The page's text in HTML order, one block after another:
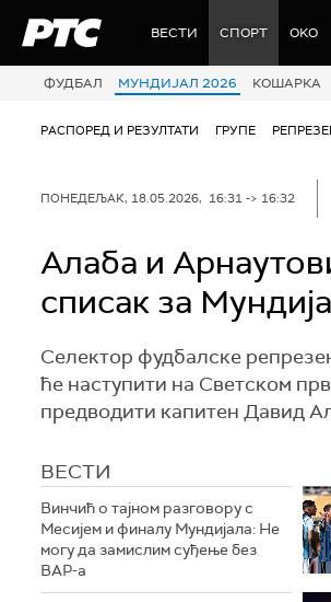
РТС ВЕСТИ СПОРТ OKO
ФУДБАЛ МУНДИЈАЛ 2026 КОШАРКА
РАСПОРЕД И РЕЗУЛТАТИ ГРУПЕ
ПОНЕДЕЉАК, 18.05.2026, 16:31 -> 16:32
Алаба и
списак за
Селектор фудбалске
ће наступити на Светском
предводити капитен Давид
ВЕСТИ
Винчић о тајном разговору с
Месијем и финалу Мундијала: Не
могу да замислим суђење без
ВАР-а